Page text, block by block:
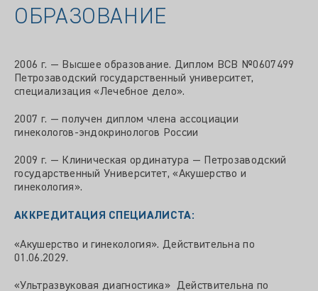
ОБРАЗОВАНИЕ
2006 г. — Высшее образование. Диплом ВСВ №0607499
Петрозаводский государственный университет,
специализация «Лечебное дело».
2007 г. — получен диплом члена ассоциации
гинекологов-эндокринологов России
2009 г. — Клиническая ординатура — Петрозаводский
государственный Университет, «Акушерство и
гинекология».
АККРЕДИТАЦИЯ СПЕЦИАЛИСТА:
«Акушерство и гинекология». Действительна по
01.06.2029.
«Ультразвуковая диагностика» Действительна по